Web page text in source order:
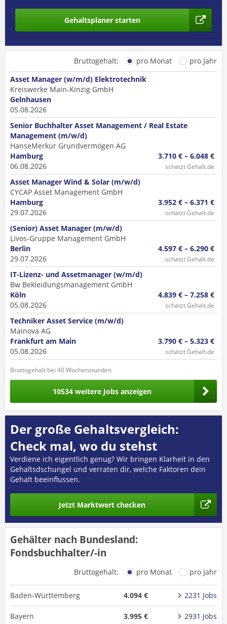
Gehaltsplaner starten
Bruttogehalt: pro Monat
pro Jahr
Asset Manager (w/m/d) Elektrotechnik
Kreiswerke Main-Kinzig GmbH
Gelnhausen
05.08.2026
Senior Buchhalter Asset Management / Real Estate
Management (m/w/d)
HanseMerkur Grundvermögen AG
Hamburg
06.08.2026
3.710 € – 6.048 €
schätzt Gehalt.de
Asset Manager Wind & Solar (m/w/d)
CYCAP Asset Management GmbH
Hamburg
29.07.2026
3.952 € – 6.371 €
schätzt Gehalt.de
(Senior) Asset Manager (m/w/d)
Livos-Gruppe Management GmbH
Berlin
29.07.2026
4.597 € – 6.290 €
schätzt Gehalt.de
IT-Lizenz- und Assetmanager (w/m/d)
Bw Bekleidungsmanagement GmbH
Köln
05.08.2026
4.839 € – 7.258 €
schätzt Gehalt.de
Techniker Asset Service (m/w/d)
Mainova AG
Frankfurt am Main
05.08.2026
3.790 € – 5.323 €
schätzt Gehalt.de
Bruttogehalt bei 40 Wochenstunden
10534 weitere Jobs anzeigen
Der große Gehaltsvergleich:
Check mal, wo du stehst
Verdiene ich eigentlich genug? Wir bringen Klarheit in den
Gehaltsdschungel und verraten dir, welche Faktoren dein
Gehalt beeinflussen.
Jetzt Marktwert checken
Gehälter nach Bundesland:
Fondsbuchhalter/-in
Bruttogehalt: pro Monat pro Jahr
Baden-Württemberg 4.094 € 2231 Jobs
Bayern 3.995 € 2931 Jobs